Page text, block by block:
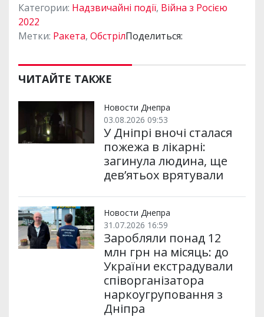
Категории: Надзвичайні події, Війна з Росією
2022
Метки: Ракета, ОбстрілПоделиться:
ЧИТАЙТЕ ТАКЖЕ
Новости Днепра
03.08.2026 09:53
У Дніпрі вночі сталася
пожежа в лікарні:
загинула людина, ще
дев’ятьох врятували
Новости Днепра
31.07.2026 16:59
Заробляли понад 12
млн грн на місяць: до
України екстрадували
співорганізатора
наркоугруповання з
Дніпра